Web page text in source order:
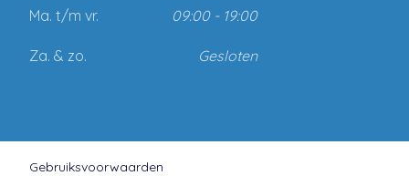
Ma. t/m vr. 09:00 - 19:00
Za. & zo. Gesloten
Gebruiksvoorwaarden